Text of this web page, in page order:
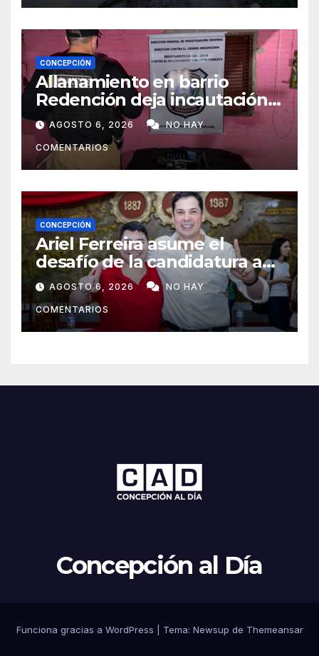
CONCEPCIÓN
Allanamiento en barrio
Redención deja incautación
de presunta cocaína tipo
crack en Concepción
AGOSTO 6, 2026 NO HAY
COMENTARIOS
CONCEPCIÓN
Ariel Ferreira asume el
desafío de la candidatura a
concejal tras la renuncia de
Lourdes Carduz
AGOSTO 6, 2026 NO HAY
COMENTARIOS
Concepción al Día
Funciona gracias a WordPress Tema: Newsup de Themeansar